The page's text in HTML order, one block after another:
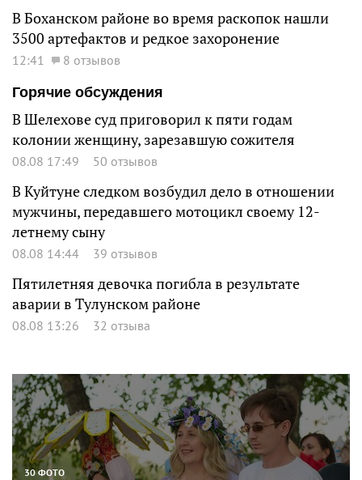
В Боханском районе во время раскопок нашли
3500 артефактов и редкое захоронение
12:41
8 отзывов
Горячие обсуждения
В Шелехове суд приговорил к пяти годам
колонии женщину, зарезавшую сожителя
08.08 17:49 50 отзывов
В Куйтуне следком возбудил дело в отношении
мужчины, передавшего мотоцикл своему 12-
летнему сыну
08.08 14:44 39 отзывов
Пятилетняя девочка погибла в результате
аварии в Тулунском районе
08.08 13:26 32 отзыва
30 ФОТО